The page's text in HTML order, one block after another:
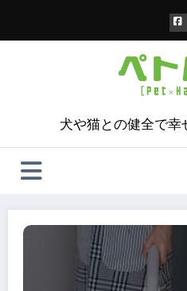
犬や猫との健全で幸